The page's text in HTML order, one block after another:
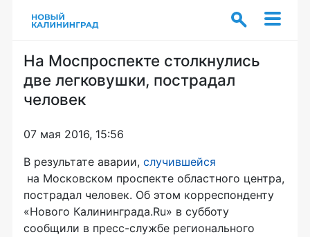
На Моспроспекте столкнулись
две легковушки, пострадал
человек
07 мая 2016, 15:56
В результате аварии, случившейся
на Московском проспекте областного центра,
пострадал человек. Об этом корреспонденту
«Нового Калининграда.Ru» в субботу
сообщили в пресс-службе регионального